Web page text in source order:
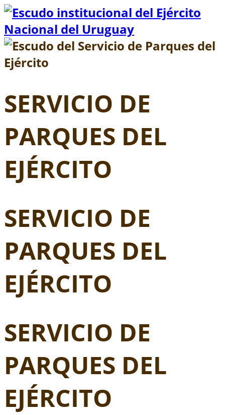
Vaya al Contenido
SERVICIO DE
PARQUES DEL
EJÉRCITO
SERVICIO DE
PARQUES DEL
EJÉRCITO
SERVICIO DE
PARQUES DEL
EJÉRCITO